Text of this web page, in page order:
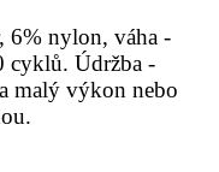
6% nylon, váha -
cyklů. Údržba -
malý výkon nebo